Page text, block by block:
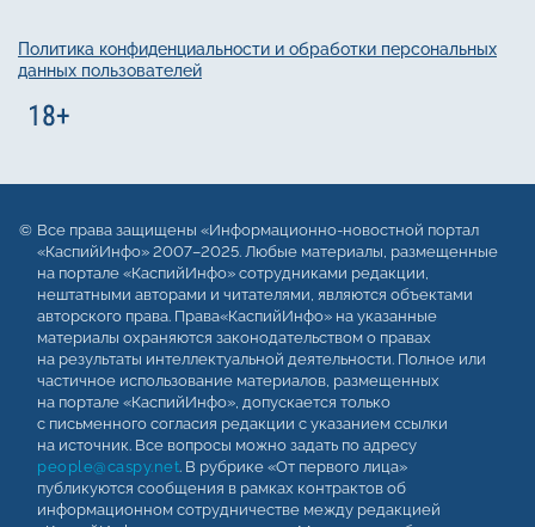
Политика конфиденциальности и обработки персональных
данных пользователей
Все права защищены «Информационно-новостной портал
«КаспийИнфо» 2007–2025. Любые материалы, размещенные
на портале «КаспийИнфо» сотрудниками редакции,
нештатными авторами и читателями, являются объектами
авторского права. Права«КаспийИнфо» на указанные
материалы охраняются законодательством о правах
на результаты интеллектуальной деятельности. Полное или
частичное использование материалов, размещенных
на портале «КаспийИнфо», допускается только
с письменного согласия редакции с указанием ссылки
на источник. Все вопросы можно задать по адресу
people@caspy.net. В рубрике «От первого лица»
публикуются сообщения в рамках контрактов об
информационном сотрудничестве между редакцией